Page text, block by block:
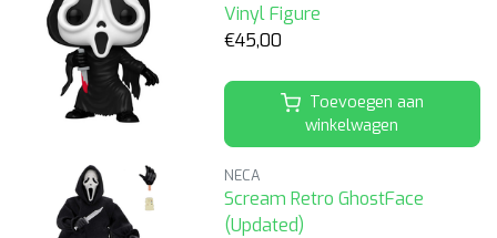
Vinyl Figure
€45,00
Toevoegen aan
winkelwagen
NECA
Scream Retro GhostFace
(Updated)